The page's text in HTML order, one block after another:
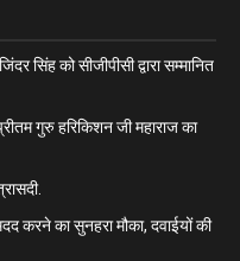
को सीजीपीसी द्वारा सम्मानित
गुरु हरिकिशन जी महाराज का
करने का सुनहरा मौका, दवाईयों की